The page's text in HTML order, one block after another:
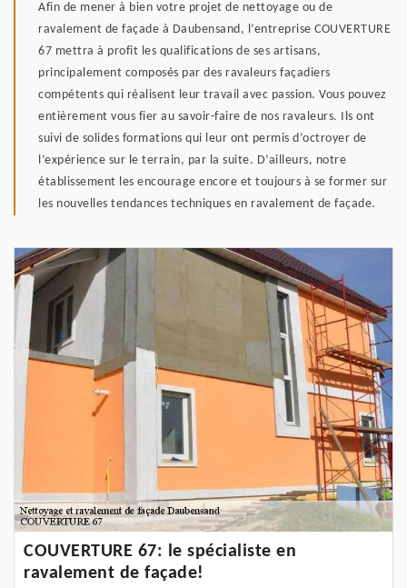
Afin de mener à bien votre projet de nettoyage ou de
ravalement de façade à Daubensand, l’entreprise COUVERTURE
67 mettra à profit les qualifications de ses artisans,
principalement composés par des ravaleurs façadiers
compétents qui réalisent leur travail avec passion. Vous pouvez
entièrement vous fier au savoir-faire de nos ravaleurs. Ils ont
suivi de solides formations qui leur ont permis d’octroyer de
l’expérience sur le terrain, par la suite. D’ailleurs, notre
établissement les encourage encore et toujours à se former sur
les nouvelles tendances techniques en ravalement de façade.
COUVERTURE 67: le spécialiste en
ravalement de façade!